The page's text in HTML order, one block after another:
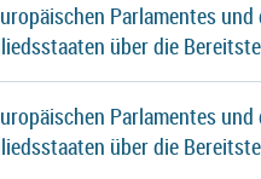
Parlamentes
über die
Parlamentes
über die